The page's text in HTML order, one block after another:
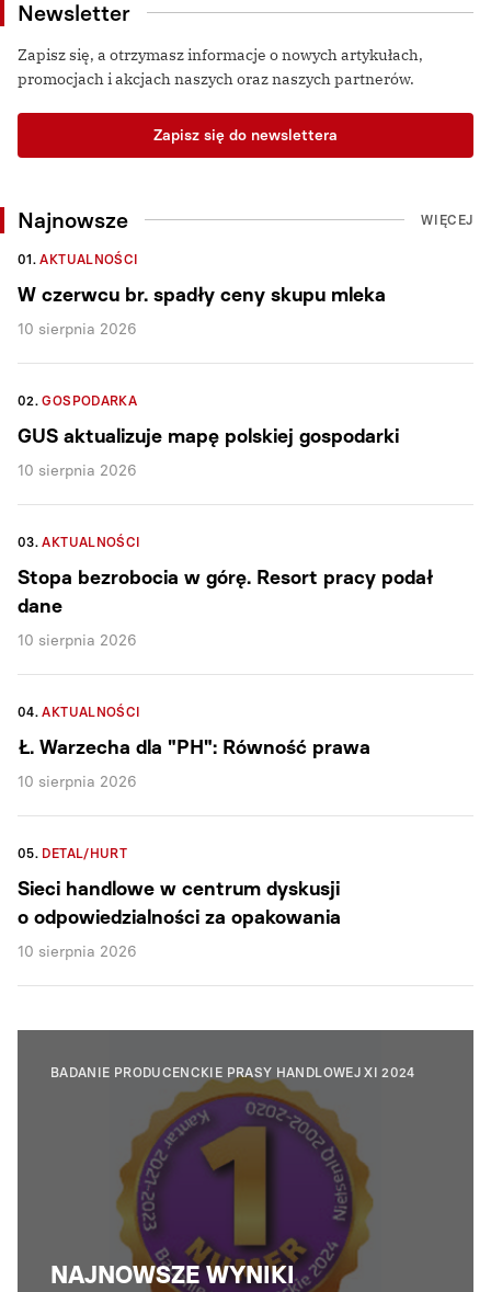
Newsletter
Zapisz się, a otrzymasz informacje o nowych artykułach,
promocjach i akcjach naszych oraz naszych partnerów.
Zapisz się do newslettera
Najnowsze WIĘCEJ
01. AKTUALNOŚCI
W czerwcu br. spadły ceny skupu mleka
10 sierpnia 2026
02. GOSPODARKA
GUS aktualizuje mapę polskiej gospodarki
10 sierpnia 2026
03. AKTUALNOŚCI
Stopa bezrobocia w górę. Resort pracy podał
dane
10 sierpnia 2026
04. AKTUALNOŚCI
Ł. Warzecha dla "PH": Równość prawa
10 sierpnia 2026
05. DETAL/HURT
Sieci handlowe w centrum dyskusji
o odpowiedzialności za opakowania
10 sierpnia 2026
BADANIE PRODUCENCKIE PRASY HANDLOWEJ XI 2024
NAJNOWSZE WYNIKI